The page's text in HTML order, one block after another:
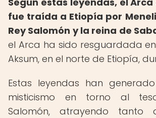
fue traída a Etiopía por
Rey Salomón y la reina de
el Arca ha sido resguardada
Aksum, en el norte de Etiopía,
Estas leyendas han
misticismo en torno al
Salomón, atrayendo tanto